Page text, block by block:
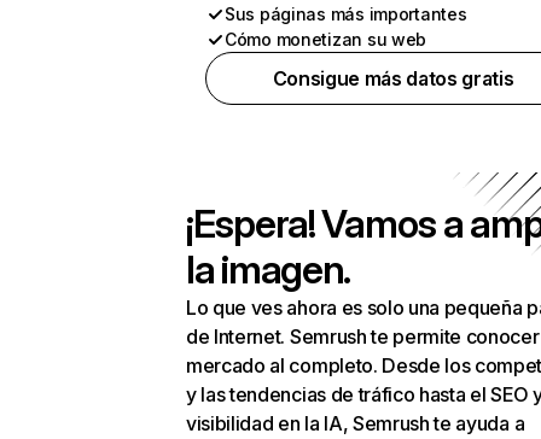
Sus páginas más importantes
Cómo monetizan su web
Consigue más datos gratis
¡Espera! Vamos a
la imagen.
Lo que ves ahora es solo una pequeña
de Internet. Semrush te permite
mercado al completo. Desde los
y las tendencias de tráfico hasta el SEO
visibilidad en la IA, Semrush te ayuda a